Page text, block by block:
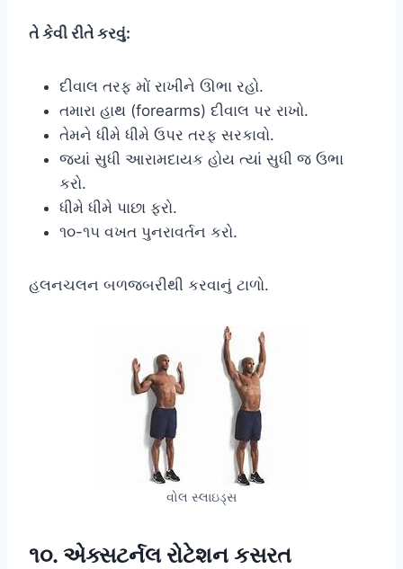
તે કેવી રીતે કરવું:
દીવાલ તરફ મોં રાખીને ઊભા રહો.
તમારા હાથ (forearms) દીવાલ પર રાખો.
તેમને ધીમે ધીમે ઉપર તરફ સરકાવો.
જ્યાં સુધી આરામદાયક હોય ત્યાં સુધી જ ઉભા
કરો.
ધીમે ધીમે પાછા ફરો.
૧૦-૧૫ વખત પુનરાવર્તન કરો.
હલનચલન બળજબરીથી કરવાનું ટાળો.
વોલ સ્લાઇડ્સ
૧૦. એક્સટર્નલ રોટેશન કસરત